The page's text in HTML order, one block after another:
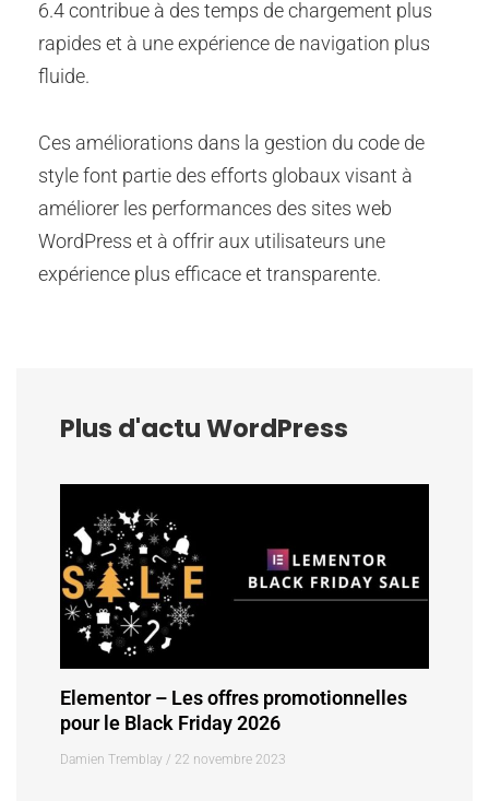
6.4 contribue à des temps de chargement plus
rapides et à une expérience de navigation plus
fluide.
Ces améliorations dans la gestion du code de
style font partie des efforts globaux visant à
améliorer les performances des sites web
WordPress et à offrir aux utilisateurs une
expérience plus efficace et transparente.
Plus d'actu WordPress
Elementor – Les offres promotionnelles
pour le Black Friday 2026
Damien Tremblay 22 novembre 2023